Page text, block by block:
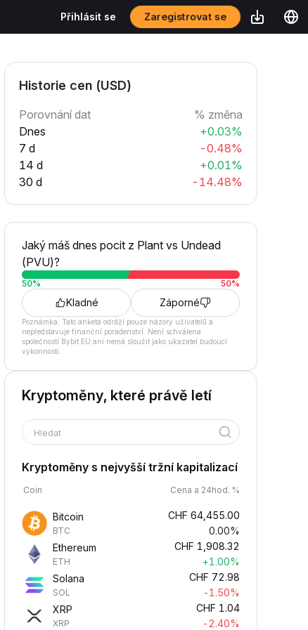
Přihlásit se Zaregistrovat se
Historie cen (USD)
Porovnání dat
% změna
Dnes
+0.03%
7 d
-0.48%
14 d
+0.01%
30 d
-14.48%
Jaký máš dnes pocit z Plant vs Undead
(PVU)?
50% 50%
Kladné Záporné
Poznámka: Tato anketa odráží pouze názory uživatelů a
nepředstavuje finanční poradenství. Není schválena
společností Bybit EU ani nemá sloužit jako ukazatel budoucí
výkonnosti.
Kryptoměny, které právě letí
Hledat
Kryptoměny s nejvyšší tržní kapitalizací
Coin Cena a 24hod. %
Bitcoin
BTC
CHF 64,455.00
0.00%
Ethereum
ETH
CHF 1,908.32
+1.00%
Solana
SOL
CHF 72.98
-1.50%
XRP
XRP
CHF 1.04
-2.40%